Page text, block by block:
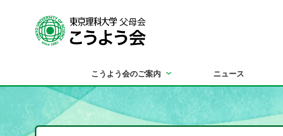
こうよう会のご案内 ニュース